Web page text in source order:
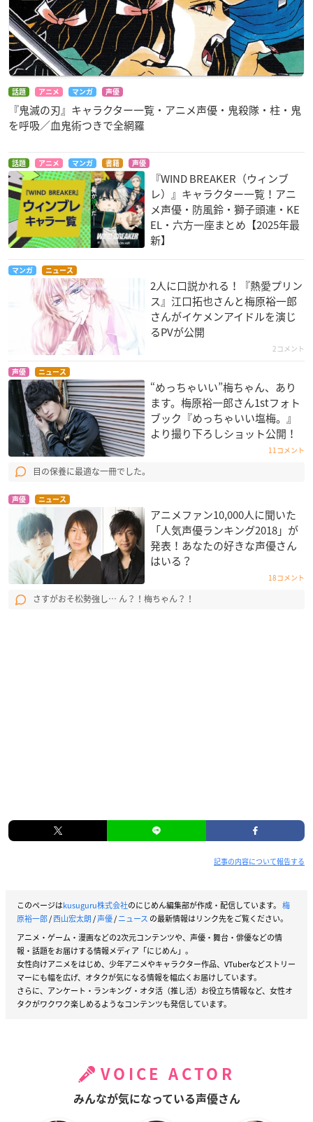
話題 アニメ マンガ 声優
『鬼滅の刃』キャラクター一覧・アニメ声優・鬼殺隊・柱・鬼
を呼吸／血鬼術つきで全網羅
話題 アニメ マンガ 書籍 声優
『WIND BREAKER（ウィンブ
レ）』キャラクター一覧！アニ
メ声優・防風鈴・獅子頭連・KE
EL・六方一座まとめ【2025年最
新】
マンガ ニュース
2人に口説かれる！『熱愛プリン
ス』江口拓也さんと梅原裕一郎
さんがイケメンアイドルを演じ
るPVが公開
2コメント
声優 ニュース
“めっちゃいい”梅ちゃん、あり
ます。梅原裕一郎さん1stフォト
ブック『めっちゃいい塩梅。』
より撮り下ろしショット公開！
11コメント
目の保養に最適な一冊でした。
声優 ニュース
アニメファン10,000人に聞いた
「人気声優ランキング2018」が
発表！あなたの好きな声優さん
はいる？
18コメント
さすがおそ松勢強し… ん？！梅ちゃん？！
記事の内容について報告する
このページはkusuguru株式会社のにじめん編集部が作成・配信しています。 梅
原裕一郎/西山宏太朗/声優/ニュース の最新情報はリンク先をご覧ください。
アニメ・ゲーム・漫画などの2次元コンテンツや、声優・舞台・俳優などの情
報・話題をお届けする情報メディア「にじめん」。
女性向けアニメをはじめ、少年アニメやキャラクター作品、VTuberなどストリー
マーにも幅を広げ、オタクが気になる情報を幅広くお届けしています。
さらに、アンケート・ランキング・オタ活（推し活）お役立ち情報など、女性オ
タクがワクワク楽しめるようなコンテンツも発信しています。
VOICE ACTOR
みんなが気になっている声優さん